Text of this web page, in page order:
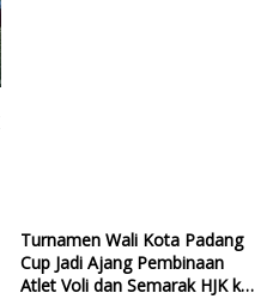
Turnamen Wali Kota Padang
Cup Jadi Ajang Pembinaan
Atlet Voli dan Semarak HJK ke-